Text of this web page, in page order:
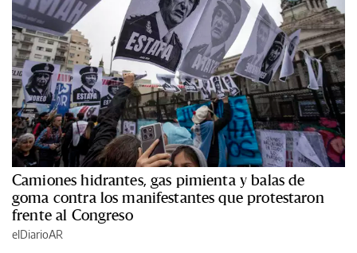
Camiones hidrantes, gas pimienta y balas de
goma contra los manifestantes que protestaron
frente al Congreso
elDiarioAR